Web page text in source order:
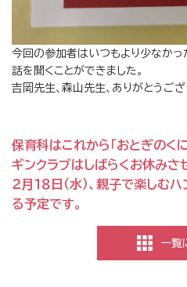
今回の参加者はいつもより少なかっ
話を聞くことができました。
吉岡先生、森山先生、ありがとうござ
保育科はこれから「おとぎのく
ギンクラブはしばらくお休みさ
２月１８日（水）、親子で楽しむ
る予定です。
一覧